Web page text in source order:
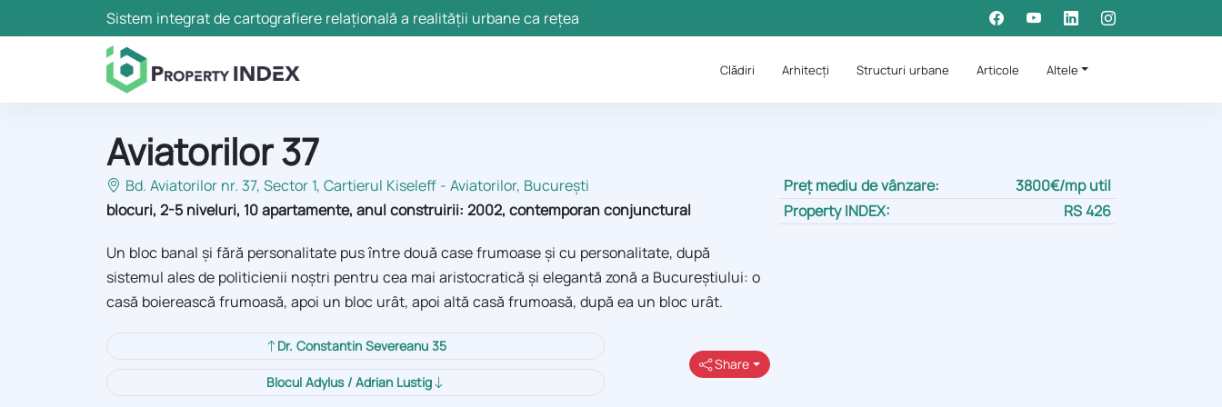
Sistem integrat de cartografiere relațională a realității urbane ca rețea
Clǎdiri Arhitecți Structuri urbane Articole Altele
Aviatorilor 37
Bd. Aviatorilor nr. 37, Sector 1, Cartierul Kiseleff - Aviatorilor, București
blocuri, 2-5 niveluri, 10 apartamente, anul construirii: 2002, contemporan conjunctural
Un bloc banal și fără personalitate pus între două case frumoase și cu personalitate, după
sistemul ales de politicienii noștri pentru cea mai aristocratică și elegantă zonă a Bucureștiului: o
casă boierească frumoasă, apoi un bloc urât, apoi altă casă frumoasă, după ea un bloc urât.
Dr. Constantin Severeanu 35
Blocul Adylus / Adrian Lustig
Share
Preț mediu de vânzare:
3800€/mp util
Property INDEX:
RS 426